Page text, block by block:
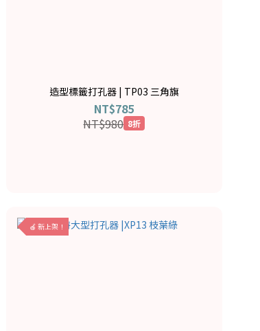
造型標籤打孔器 | TP03 三角旗
NT$785
NT$980 8折
🍎 新上架！